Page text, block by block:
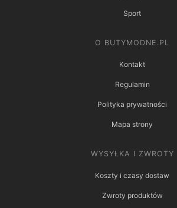
Sport
O BUTYMODNE.PL
Kontakt
Regulamin
Polityka prywatności
Mapa strony
WYSYŁKA I ZWROTY
Koszty i czasy dostaw
Zwroty produktów